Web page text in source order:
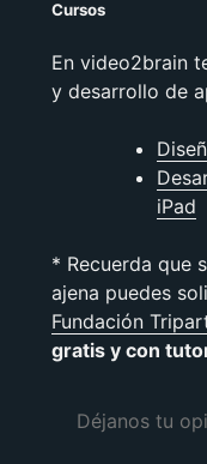
Cursos
En video2brain
y desarrollo de
iPad
* Recuerda que
ajena puedes
Fundación
gratis y con